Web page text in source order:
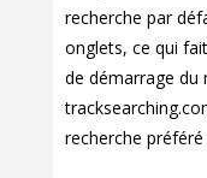
recherche par
onglets, ce qui
de démarrage du
recherche préféré